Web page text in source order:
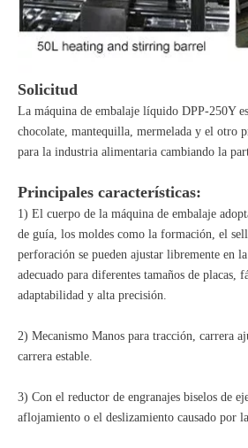
Solicitud
La máquina de embalaje líquido DPP-250Y
chocolate, mantequilla, mermelada y el otro
para la industria alimentaria cambiando la
Principales características:
1) El cuerpo de la máquina de embalaje
de guía, los moldes como la formación, el
perforación se pueden ajustar libremente en
adecuado para diferentes tamaños de placas,
adaptabilidad y alta precisión.
2) Mecanismo Manos para tracción, carrera
carrera estable.
3) Con el reductor de engranajes biselos de
aflojamiento o el deslizamiento causado por